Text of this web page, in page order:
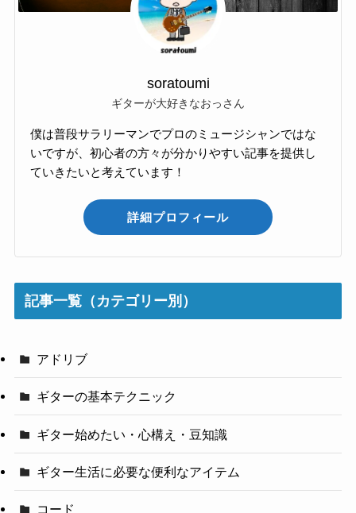
soratoumi
ギターが大好きなおっさん
僕は普段サラリーマンでプロのミュージシャンではな
いですが、初心者の方々が分かりやすい記事を提供し
ていきたいと考えています！
詳細プロフィール
記事一覧（カテゴリー別）
アドリブ
ギターの基本テクニック
ギター始めたい・心構え・豆知識
ギター生活に必要な便利なアイテム
コード